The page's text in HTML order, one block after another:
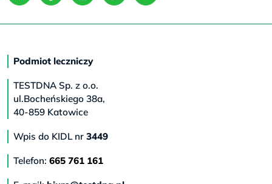
Podmiot leczniczy
TESTDNA Sp. z o.o.
ul.Bocheńskiego 38a,
40-859 Katowice
Wpis do KIDL nr 3449
Telefon: 665 761 161